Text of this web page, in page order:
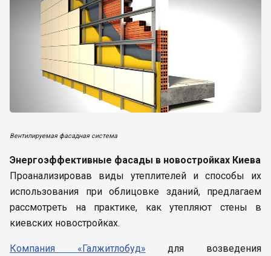
Вентилируемая фасадная система
Энергоэффективные фасады в новостройках Киева
Проанализировав виды утеплителей и способы их
использования при облицовке зданий, предлагаем
рассмотреть на практике, как утепляют стены в
киевских новостройках.
Компания «Галжитлобуд» для возведения